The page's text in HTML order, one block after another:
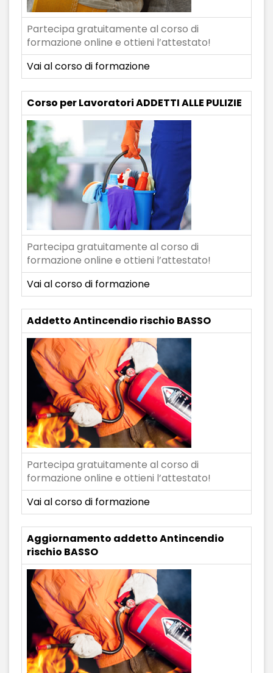
Partecipa gratuitamente al corso di
formazione online e ottieni l’attestato!
Vai al corso di formazione
Corso per Lavoratori ADDETTI ALLE PULIZIE
Partecipa gratuitamente al corso di
formazione online e ottieni l’attestato!
Vai al corso di formazione
Addetto Antincendio rischio BASSO
Partecipa gratuitamente al corso di
formazione online e ottieni l’attestato!
Vai al corso di formazione
Aggiornamento addetto Antincendio
rischio BASSO